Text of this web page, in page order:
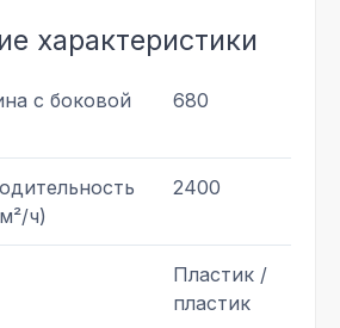
характеристики
с боковой
680
ч)
2400
Пластик /
пластик